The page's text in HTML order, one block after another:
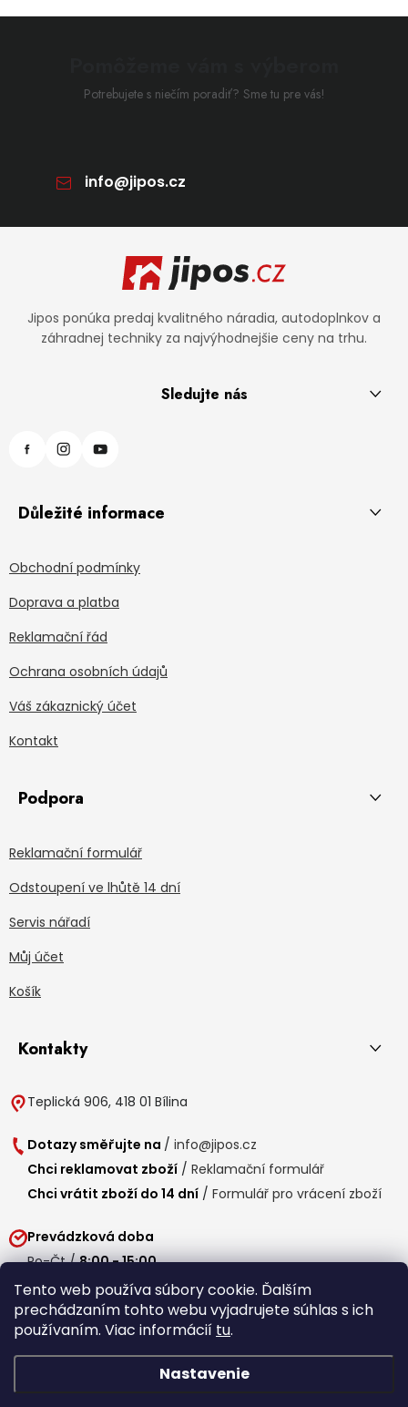
Tento web používa súbory cookie. Ďalším
prechádzaním tohto webu vyjadrujete súhlas s ich
používaním. Viac informácií tu.
Nastavenie
Potrebujete s niečím poradiť? Sme tu pre vás!
info@jipos.cz
Jipos ponúka predaj kvalitného náradia, autodoplnkov a
záhradnej techniky za najvýhodnejšie ceny na trhu.
Sledujte nás
Důležité informace
Obchodní podmínky
Doprava a platba
Reklamační řád
Ochrana osobních údajů
Váš zákaznický účet
Kontakt
Podpora
Reklamační formulář
Odstoupení ve lhůtě 14 dní
Servis nářadí
Můj účet
Košík
Kontakty
Teplická 906, 418 01 Bílina
Dotazy směřujte na / info@jipos.cz
Chci reklamovat zboží / Reklamační formulář
Chci vrátit zboží do 14 dní / Formulář pro vrácení zboží
Prevádzková doba
Po-Čt /8:00 - 15:00
Pá / 7:30 - 14:30
Obedňajšia prestávka /11:00 - 11:30
Copyright 2026